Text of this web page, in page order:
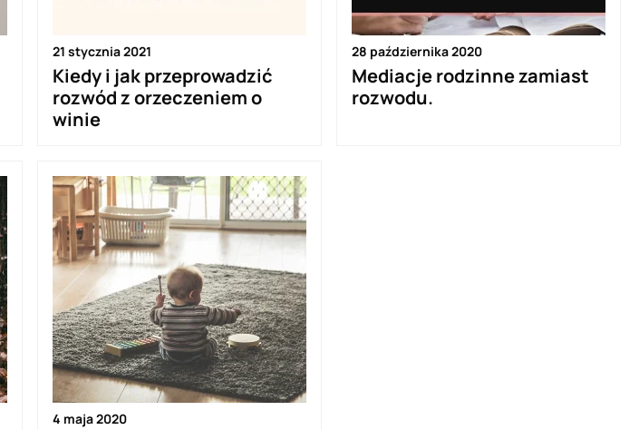
21 stycznia 2021
Kiedy i jak przeprowadzić
rozwód z orzeczeniem o
winie
28 października 2020
Mediacje rodzinne zamiast
rozwodu.
4 maja 2020